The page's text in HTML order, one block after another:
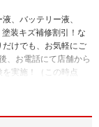
、バッテリー液、
装キズ補修割引！な
けでも、お気軽にご
、お電話にて店舗から
実施！（この時点